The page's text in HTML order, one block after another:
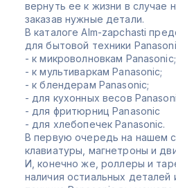
вернуть ее к жизни в случае
заказав нужные детали.
В каталоге Alm-zapchasti
для бытовой техники
- к микроволновкам Panasonic;
- к мультиваркам Panasonic;
- к блендерам Panasonic;
- для кухонных весов
- для фритюрниц Panasonic
- для хлебопечек Panasonic.
В первую очередь на нашем
клавиатуры, магнетроны и
И, конечно же, роллеры и
наличия остиальных деталей